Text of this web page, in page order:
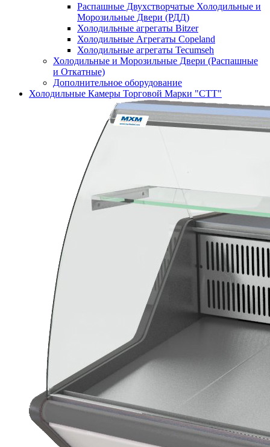
Распашные Двухстворчатые Холодильные и
Морозильные Двери (РДД)
Холодильные агрегаты Bitzer
Холодильные Агрегаты Copeland
Холодильные агрегаты Tecumseh
Холодильные и Морозильные Двери (Распашные
и Откатные)
Дополнительное оборудование
Холодильные Камеры Торговой Марки "СТТ"